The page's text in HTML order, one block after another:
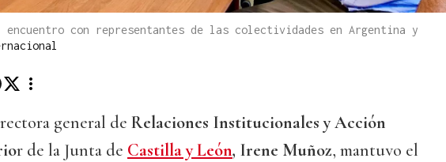
encuentro con representantes de las colectividades en Argentina y
general de Relaciones Institucionales y Acción
r de la Junta de Castilla y León, Irene Muñoz, mantuvo el